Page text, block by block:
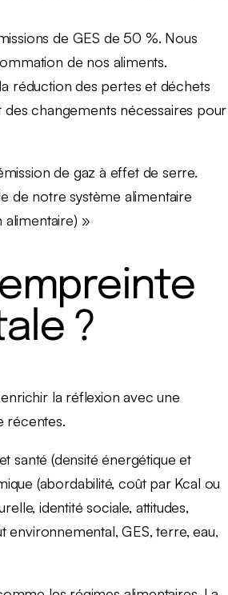
de GES de 50 %. Nous
de nos aliments.
réduction des pertes et déchets
changements nécessaires pour
de gaz à effet de serre.
de notre système alimentaire
alimentaire) »
?
la réflexion avec une
récentes.
santé (densité énergétique et
(abordabilité, coût par Kcal ou
identité sociale, attitudes,
GES, terre, eau,